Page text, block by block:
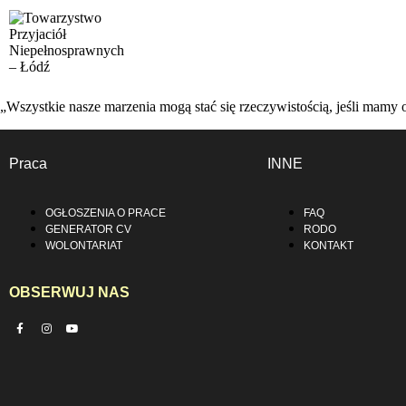
„Wszystkie nasze marzenia mogą stać się rzeczywistością, jeśli
Praca
OGŁOSZENIA O PRACE
GENERATOR CV
WOLONTARIAT
INNE
FAQ
RODO
KONTAKT
OBSERWUJ NAS